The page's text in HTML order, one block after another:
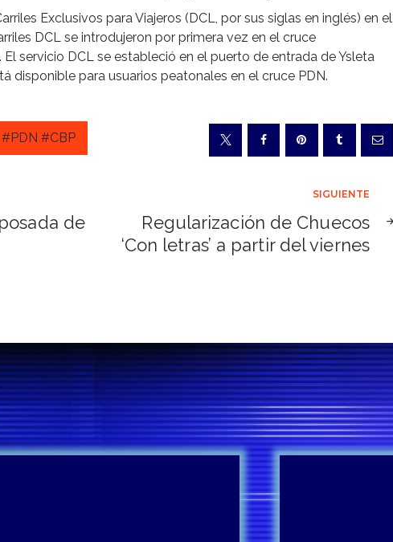
Exclusivos para Viajeros (DCL, por sus siglas en inglés) en el
DCL se introdujeron por primera vez en el cruce
servicio DCL se estableció en el puerto de entrada de Ysleta
disponible para usuarios peatonales en el cruce PDN.
#CBP
de
SIGUIENTE
Regularización de Chuecos
‘Con letras’ a partir del viernes